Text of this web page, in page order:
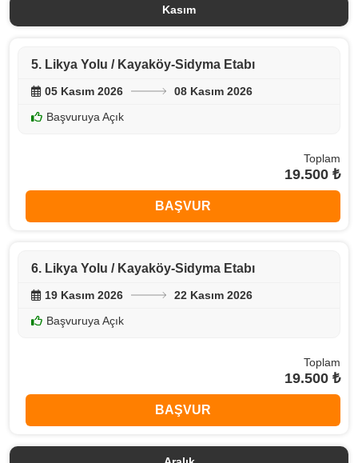
Kasım
5. Likya Yolu / Kayaköy-Sidyma Etabı
05 Kasım 2026
08 Kasım 2026
Başvuruya Açık
Toplam
19.500 ₺
BAŞVUR
6. Likya Yolu / Kayaköy-Sidyma Etabı
19 Kasım 2026
22 Kasım 2026
Başvuruya Açık
Toplam
19.500 ₺
BAŞVUR